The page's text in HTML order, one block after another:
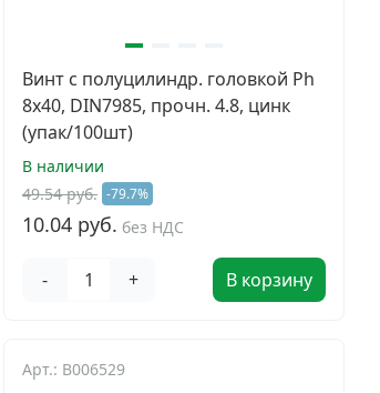
Винт с полуцилиндр. головкой Ph
8х40, DIN7985, прочн. 4.8, цинк
(упак/100шт)
В наличии
49.54 руб. -79.7%
10.04 руб. без НДС
- + В корзину
Арт.: B006529